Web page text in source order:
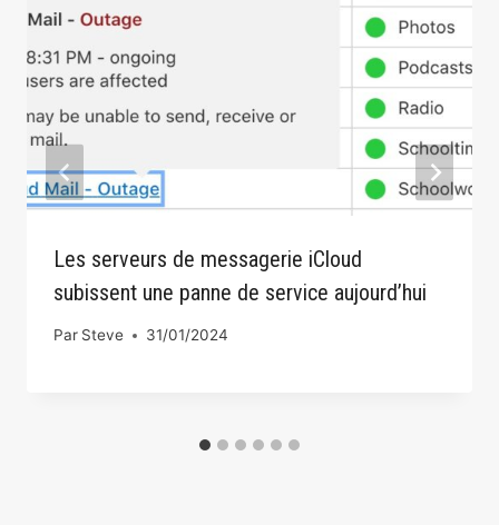
Les serveurs de messagerie iCloud
subissent une panne de service aujourd’hui
Par Steve 31/01/2024